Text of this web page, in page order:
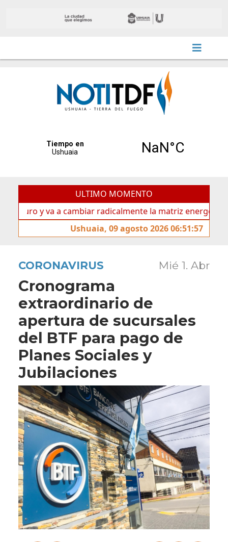
ULTIMO MOMENTO
va a cambiar radicalmente la matriz energética de
Ushuaia, 09 agosto 2026 06:51:57
CORONAVIRUS Mié 1. Abr
Cronograma
extraordinario de
apertura de sucursales
del BTF para pago de
Planes Sociales y
Jubilaciones